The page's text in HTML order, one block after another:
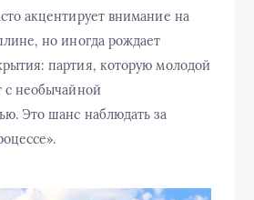
акцентирует внимание на
но иногда рождает
партия, которую молодой
с необычайной
Это шанс наблюдать за